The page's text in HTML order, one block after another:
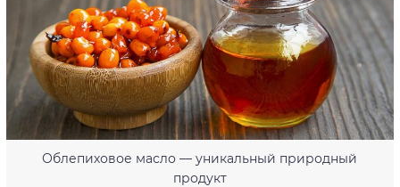
Облепиховое масло — уникальный природный
продукт